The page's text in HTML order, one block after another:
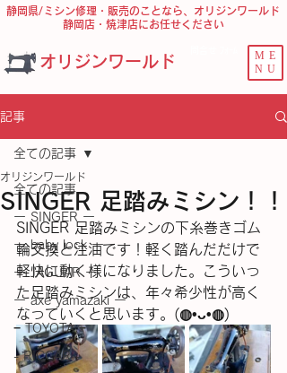
オリジンワールド
ME
NU
静岡県/ミシン修理・販売のことなら、オリジンワールド
静岡店・焼津店にお任せください
記事
全ての記事
ー SINGER ー
ー baby lock ー
ー JAGUAR ー
ー axe yamazaki ー
− TOYOTA −
- RICCAR -
全ての記事
SINGER 足踏みミシン！！
オリジンワールド
SINGER 足踏みミシンの下糸巻きゴム
輪交換と注油です！軽く踏んだだけで
軽快に動く様になりました。こういっ
た足踏みミシンは、年々希少性が高く
なっていくと思います。(⁠◍⁠•⁠ᴗ⁠•⁠◍⁠)